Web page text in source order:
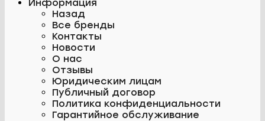
Информация
Назад
Все бренды
Контакты
Новости
О нас
Отзывы
Юридическим лицам
Публичный договор
Политика конфиденциальности
Гарантийное обслуживание